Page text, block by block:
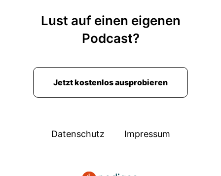
Lust auf einen eigenen
Podcast?
Jetzt kostenlos ausprobieren
Datenschutz Impressum